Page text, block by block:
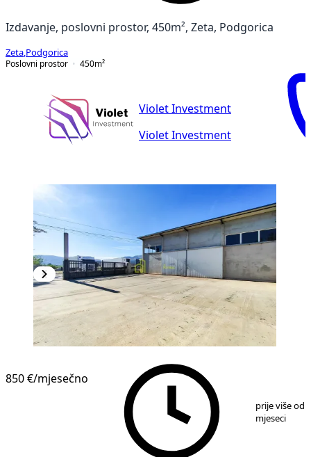
Izdavanje, poslovni prostor, 450m², Zeta, Podgorica
Zeta Podgorica
Poslovni prostor
450m²
Violet Investment
Violet Investment
850 €/mjesečno
prije više od
mjeseci